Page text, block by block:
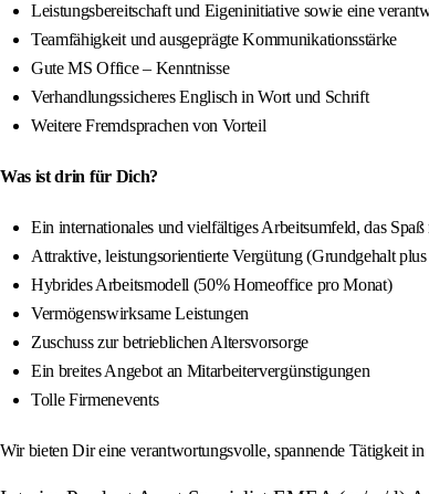
Leistungsbereitschaft und Eigeninitiative sowie eine
Teamfähigkeit und ausgeprägte Kommunikationsstärke
Gute MS Office – Kenntnisse
Verhandlungssicheres Englisch in Wort und Schrift
Weitere Fremdsprachen von Vorteil
Was ist drin für Dich?
Ein internationales und vielfältiges Arbeitsumfeld, das Spaß
Attraktive, leistungsorientierte Vergütung (Grundgehalt
Hybrides Arbeitsmodell (50% Homeoffice pro Monat)
Vermögenswirksame Leistungen
Zuschuss zur betrieblichen Altersvorsorge
Ein breites Angebot an Mitarbeitervergünstigungen
Tolle Firmenevents
Wir bieten Dir eine verantwortungsvolle, spannende Tätigkeit